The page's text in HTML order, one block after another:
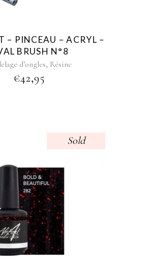
– PINCEAU – ACRYL –
BRUSH N°8
d’ongles, Résine
€42,95
Sold